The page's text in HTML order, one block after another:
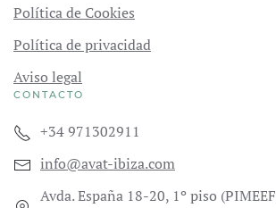
Política de Cookies
Política de privacidad
Aviso legal
CONTACTO
+34 971302911
info@avat-ibiza.com
Avda. España 18-20, 1º piso